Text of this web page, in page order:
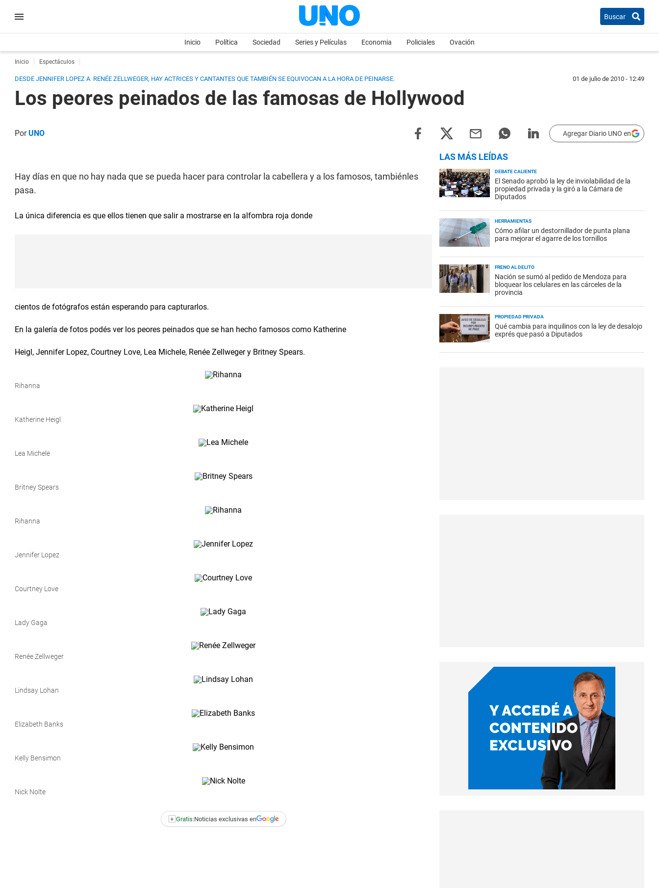
Buscar
Inicio Política Sociedad Series y Películas Economia Policiales Ovación
Inicio Espectáculos
DESDE JENNIFER LOPEZ A RENÉE ZELLWEGER, HAY ACTRICES Y CANTANTES QUE TAMBIÉN SE EQUIVOCAN A LA HORA DE PEINARSE. 01 de julio de 2010 - 12:49
Los peores peinados de las famosas de Hollywood
PorUNO Agregar Diario UNO en
Hay días en que no hay nada que se pueda hacer para controlar la cabellera y a los famosos, tambiénles
pasa.
La única diferencia es que ellos tienen que salir a mostrarse en la alfombra roja donde
cientos de fotógrafos están esperando para capturarlos.
En la galería de fotos podés ver los peores peinados que se han hecho famosos como Katherine
Heigl, Jennifer Lopez, Courtney Love, Lea Michele, Renée Zellweger y Britney Spears.
Rihanna
Katherine Heigl
Lea Michele
Britney Spears
Rihanna
Jennifer Lopez
Courtney Love
Lady Gaga
Renée Zellweger
Lindsay Lohan
Elizabeth Banks
Kelly Bensimon
Nick Nolte
+ Gratis:Noticias exclusivas en
LAS MÁS LEÍDAS
DEBATE CALIENTE
El Senado aprobó la ley de inviolabilidad de la
propiedad privada y la giró a la Cámara de
Diputados
HERRAMIENTAS
Cómo afilar un destornillador de punta plana
para mejorar el agarre de los tornillos
FRENO AL DELITO
Nación se sumó al pedido de Mendoza para
bloquear los celulares en las cárceles de la
provincia
PROPIEDAD PRIVADA
Qué cambia para inquilinos con la ley de desalojo
exprés que pasó a Diputados